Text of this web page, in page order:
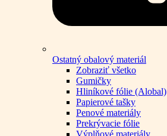
Ostatný obalový materiál
Zobraziť všetko
Gumičky
Hliníkové fólie (Alobal)
Papierové tašky
Penové materiály
Prekrývacie fólie
Výplňové materiály